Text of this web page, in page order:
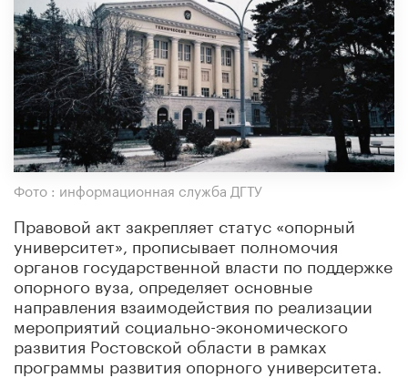
Фото : информационная служба ДГТУ
Правовой акт закрепляет статус «опорный
университет», прописывает полномочия
органов государственной власти по поддержке
опорного вуза, определяет основные
направления взаимодействия по реализации
мероприятий социально-экономического
развития Ростовской области в рамках
программы развития опорного университета.